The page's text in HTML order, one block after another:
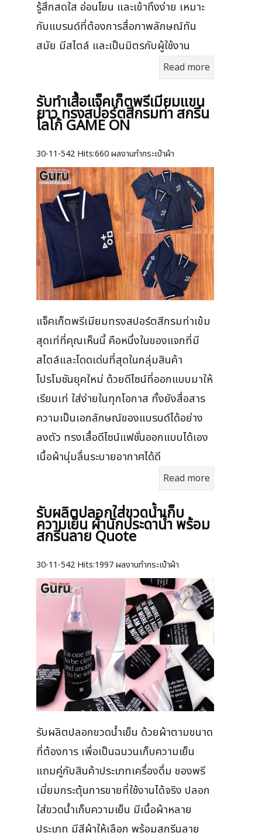
รู้สึกสดใส อ่อนโยน และเข้าถึงง่าย เหมาะ
กับแบรนด์ที่ต้องการสื่อภาพลักษณ์ทัน
สมัย มีสไตล์ และเป็นมิตรกับผู้ใช้งาน
Read more
รับทำเสื้อแจ็คเก็ตพรีเมียมแขน
ยาว ทรงสปอร์ตสีกรมท่า สกรีน
โลโก้ GAME ON
30-11-542 Hits:660 ผลงานทำกระเป๋าผ้า
แจ็คเก็ตพรีเมียมทรงสปอร์ตสีกรมท่าเข้ม
สุดเท่ที่คุณเห็นนี้ คือหนึ่งในของแจกที่มี
สไตล์และโดดเด่นที่สุดในกลุ่มสินค้า
โปรโมชันยุคใหม่ ด้วยดีไซน์ที่ออกแบบมาให้
เรียบเท่ ใส่ง่ายในทุกโอกาส ทั้งยังสื่อสาร
ความเป็นเอกลักษณ์ของแบรนด์ได้อย่าง
ลงตัว ทรงเสื้อดีไซน์แฟชั่นออกแบบได้เอง
เนื้อผ้านุ่มลื่นระบายอากาศได้ดี
Read more
รับผลิตปลอกใส่ขวดน้ำเก็บ
ความเย็น ผ้านักประดาน้ำ พร้อม
สกรีนลาย Quote
30-11-542 Hits:1997 ผลงานทำกระเป๋าผ้า
รับผลิตปลอกขวดน้ำเย็น ด้วยผ้าตามขนาด
ที่ต้องการ เพื่อเป็นฉนวนเก็บความเย็น
แถมคู่กับสินค้าประเภทเครื่องดื่ม ของพรี
เมี่ยมกระตุ้นการขายที่ใช้งานได้จริง ปลอก
ใส่ขวดน้ำเก็บความเย็น มีเนื้อผ้าหลาย
ประเภท มีสีผ้าให้เลือก พร้อมสกรีนลาย